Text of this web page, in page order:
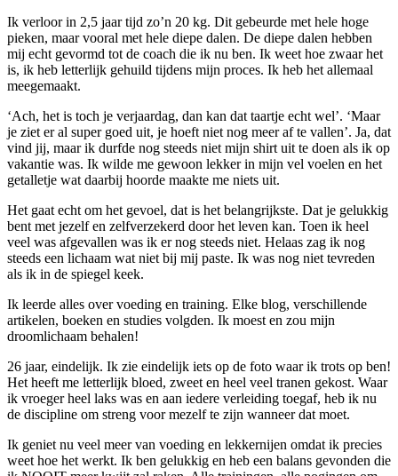
Ik verloor in 2,5 jaar tijd zo’n 20 kg. Dit gebeurde met hele hoge
pieken, maar vooral met hele diepe dalen. De diepe dalen hebben
mij echt gevormd tot de coach die ik nu ben. Ik weet hoe zwaar het
is, ik heb letterlijk gehuild tijdens mijn proces. Ik heb het allemaal
meegemaakt.
‘Ach, het is toch je verjaardag, dan kan dat taartje echt wel’. ‘Maar
je ziet er al super goed uit, je hoeft niet nog meer af te vallen’. Ja, dat
vind jij, maar ik durfde nog steeds niet mijn shirt uit te doen als ik op
vakantie was. Ik wilde me gewoon lekker in mijn vel voelen en het
getalletje wat daarbij hoorde maakte me niets uit.
Het gaat echt om het gevoel, dat is het belangrijkste. Dat je gelukkig
bent met jezelf en zelfverzekerd door het leven kan. Toen ik heel
veel was afgevallen was ik er nog steeds niet. Helaas zag ik nog
steeds een lichaam wat niet bij mij paste. Ik was nog niet tevreden
als ik in de spiegel keek.
Ik leerde alles over voeding en training. Elke blog, verschillende
artikelen, boeken en studies volgden. Ik moest en zou mijn
droomlichaam behalen!
26 jaar, eindelijk. Ik zie eindelijk iets op de foto waar ik trots op ben!
Het heeft me letterlijk bloed, zweet en heel veel tranen gekost. Waar
ik vroeger heel laks was en aan iedere verleiding toegaf, heb ik nu
de discipline om streng voor mezelf te zijn wanneer dat moet.
Ik geniet nu veel meer van voeding en lekkernijen omdat ik precies
weet hoe het werkt. Ik ben gelukkig en heb een balans gevonden die